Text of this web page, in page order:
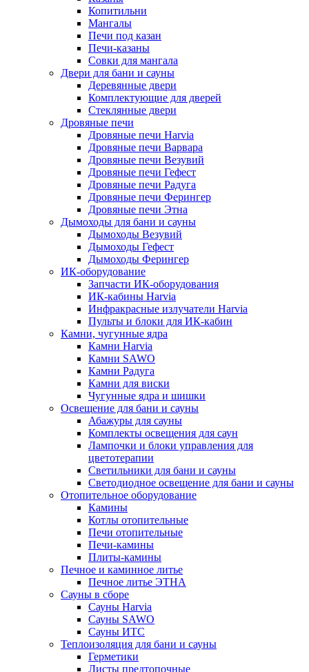
Копитильни
Мангалы
Печи под казан
Печи-казаны
Совки для мангала
Двери для бани и сауны
Деревянные двери
Комплектующие для дверей
Стеклянные двери
Дровяные печи
Дровяные печи Harvia
Дровяные печи Варвара
Дровяные печи Везувий
Дровяные печи Гефест
Дровяные печи Радуга
Дровяные печи Ферингер
Дровяные печи Этна
Дымоходы для бани и сауны
Дымоходы Везувий
Дымоходы Гефест
Дымоходы Ферингер
ИК-оборудование
Запчасти ИК-оборудования
ИК-кабины Harvia
Инфракрасные излучатели Harvia
Пульты и блоки для ИК-кабин
Камни, чугунные ядра
Камни Harvia
Камни SAWO
Камни Радуга
Камни для виски
Чугунные ядра и шишки
Освещение для бани и сауны
Абажуры для сауны
Комплекты освещения для саун
Лампочки и блоки управления для
цветотерапии
Светильники для бани и сауны
Светодиодное освещение для бани и сауны
Отопительное оборудование
Камины
Котлы отопительные
Печи отопительные
Печи-камины
Плиты-камины
Печное и каминное литье
Печное литье ЭТНА
Сауны в сборе
Cауны Harvia
Сауны SAWO
Сауны ИТС
Теплоизоляция для бани и сауны
Герметики
Листы предтопочные